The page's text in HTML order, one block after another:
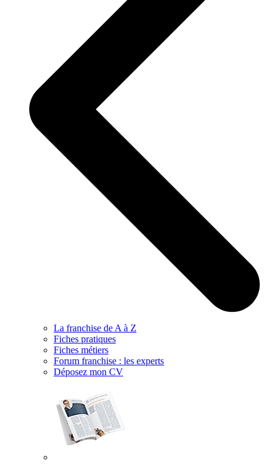
La franchise de A à Z
Fiches pratiques
Fiches métiers
Forum franchise : les experts
Déposez mon CV